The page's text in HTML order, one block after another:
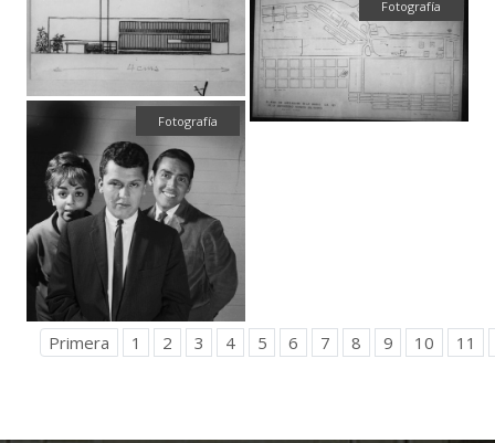
Fotografía
Fotografía
Primera 1 2 3 4 5 6 7 8 9 10 11